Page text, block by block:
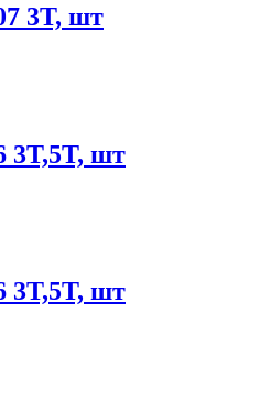
3T, шт
3T,5T, шт
3T,5T, шт